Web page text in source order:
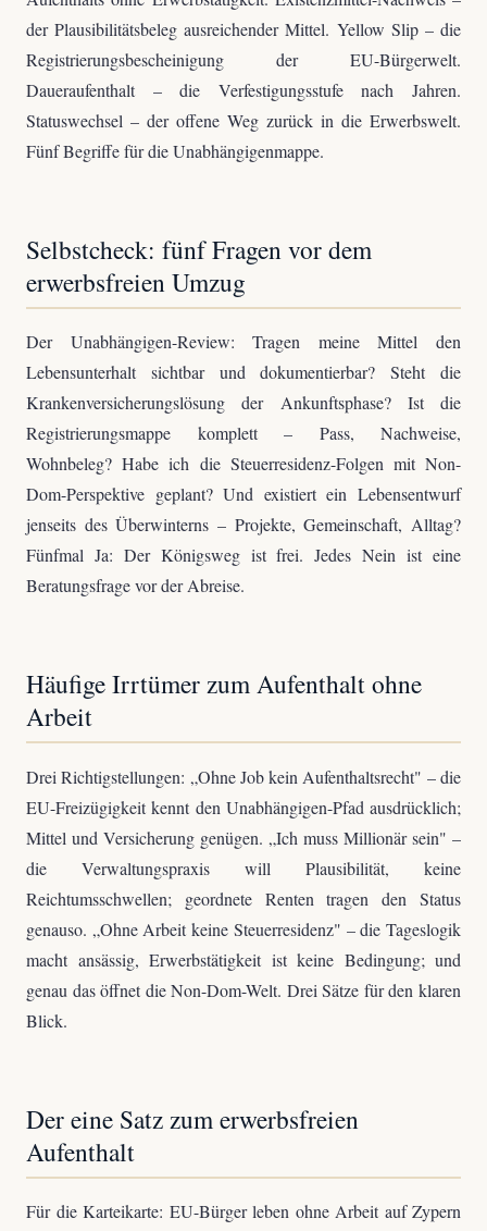
der Plausibilitätsbeleg ausreichender Mittel. Yellow Slip – die
Registrierungsbescheinigung der EU-Bürgerwelt.
Daueraufenthalt – die Verfestigungsstufe nach Jahren.
Statuswechsel – der offene Weg zurück in die Erwerbswelt.
Fünf Begriffe für die Unabhängigenmappe.
Selbstcheck: fünf Fragen vor dem
erwerbsfreien Umzug
Der Unabhängigen-Review: Tragen meine Mittel den
Lebensunterhalt sichtbar und dokumentierbar? Steht die
Krankenversicherungslösung der Ankunftsphase? Ist die
Registrierungsmappe komplett – Pass, Nachweise,
Wohnbeleg? Habe ich die Steuerresidenz-Folgen mit Non-
Dom-Perspektive geplant? Und existiert ein Lebensentwurf
jenseits des Überwinterns – Projekte, Gemeinschaft, Alltag?
Fünfmal Ja: Der Königsweg ist frei. Jedes Nein ist eine
Beratungsfrage vor der Abreise.
Häufige Irrtümer zum Aufenthalt ohne
Arbeit
Drei Richtigstellungen: „Ohne Job kein Aufenthaltsrecht" – die
EU-Freizügigkeit kennt den Unabhängigen-Pfad ausdrücklich;
Mittel und Versicherung genügen. „Ich muss Millionär sein" –
die Verwaltungspraxis will Plausibilität, keine
Reichtumsschwellen; geordnete Renten tragen den Status
genauso. „Ohne Arbeit keine Steuerresidenz" – die Tageslogik
macht ansässig, Erwerbstätigkeit ist keine Bedingung; und
genau das öffnet die Non-Dom-Welt. Drei Sätze für den klaren
Blick.
Der eine Satz zum erwerbsfreien
Aufenthalt
Für die Karteikarte: EU-Bürger leben ohne Arbeit auf Zypern